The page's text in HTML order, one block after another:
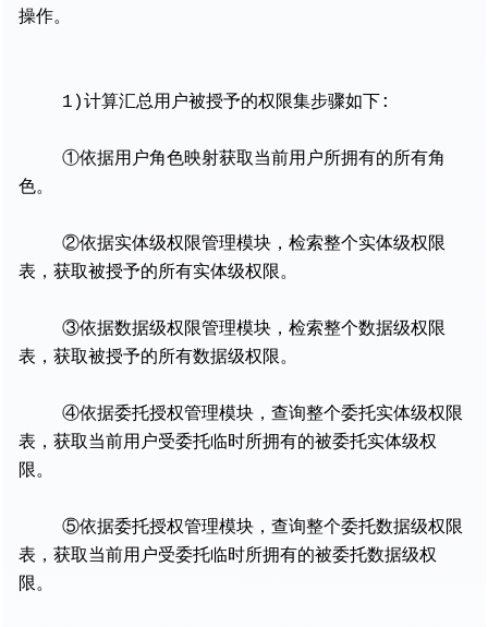
操作。
1)计算汇总用户被授予的权限集步骤如下:
①依据用户角色映射获取当前用户所拥有的所有角
色。
②依据实体级权限管理模块，检索整个实体级权限
表，获取被授予的所有实体级权限。
③依据数据级权限管理模块，检索整个数据级权限
表，获取被授予的所有数据级权限。
④依据委托授权管理模块，查询整个委托实体级权限
表，获取当前用户受委托临时所拥有的被委托实体级权
限。
⑤依据委托授权管理模块，查询整个委托数据级权限
表，获取当前用户受委托临时所拥有的被委托数据级权
限。